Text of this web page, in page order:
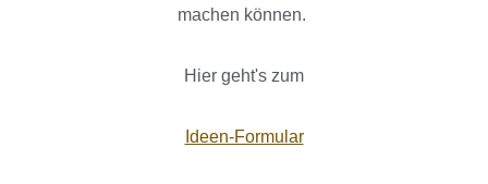
machen können.
Hier geht's zum
Ideen-Formular